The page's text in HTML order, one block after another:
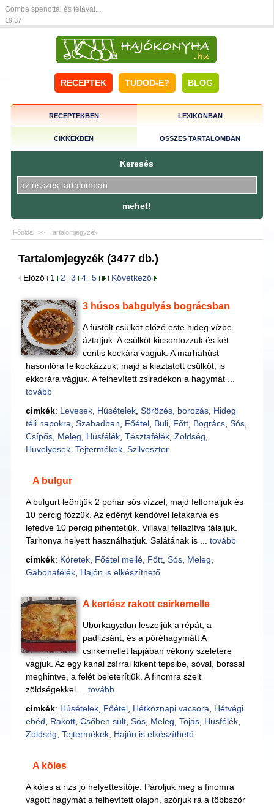
Gomba spenóttal és fetával...
19:37
RECEPTEK TUDOD-E? BLOG
RECEPTEKBEN LEXIKONBAN
CIKKEKBEN ÖSSZES TARTALOMBAN
Keresés
mehet!
Főoldal >> Tartalomjegyzék
Tartalomjegyzék (3477 db.)
Előző 1 2 3 4 5 Következő
3 húsos babgulyás bográcsban
A füstölt csülköt előző este hideg vízbe
áztatjuk. A csülköt kicsontozzuk és két
centis kockára vágjuk. A marhahúst
hasonlóra felkockázzuk, majd a kiáztatott csülköt, is
ekkorára vágjuk. A felhevített zsiradékon a hagymát ...
tovább
cimkék: Levesek, Húsételek, Sörözés, borozás, Hideg
téli napokra Szabadban Főétel, Buli, Főtt, Bogrács, Sós,
Csípős, Meleg Húsfélék, Tésztafélék, Zöldség
Hüvelyesek, Tejtermékek, Szilveszter
A bulgur
A bulgurt leöntjük 2 pohár sós vízzel, majd felforraljuk és
10 percig főzzük. Az edényt kendővel letakarva és
lefedve 10 percig pihentetjük. Villával fellazítva tálaljuk.
Tarhonya helyett használhatjuk. Salátának is ... tovább
cimkék: Köretek, Főétel mellé, Főtt, Sós, Meleg
Gabonafélék, Hajón is elkészíthető
A kertész rakott csirkemelle
Uborkagyalun leszeljük a répát, a
padlizsánt, és a póréhagymátt A
csirkemellet lapjában vékony szeletere
vágjuk. Az egy kanál zsírral kikent tepsibe, sóval, borssal
meghintve, a felét beleterítjük. A finomra szelt
zöldségekkel ... tovább
cimkék: Húsételek, Főétel, Hétköznapi vacsora
Hétvégi
ebéd
Rakott, Csőben sült, Sós, Meleg Tojás, Húsfélék,
Zöldség Tejtermékek, Hajón is elkészíthető
A köles
A köles a rizs jó helyettesítője. Pároljuk meg a finomra
vágott hagymát a felhevített olajon, szórjuk rá a többször